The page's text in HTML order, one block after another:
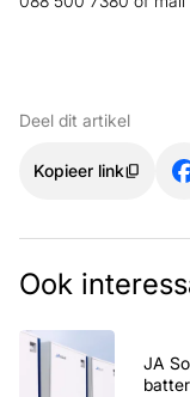
Deel dit artikel
Kopieer link
Ook
JA